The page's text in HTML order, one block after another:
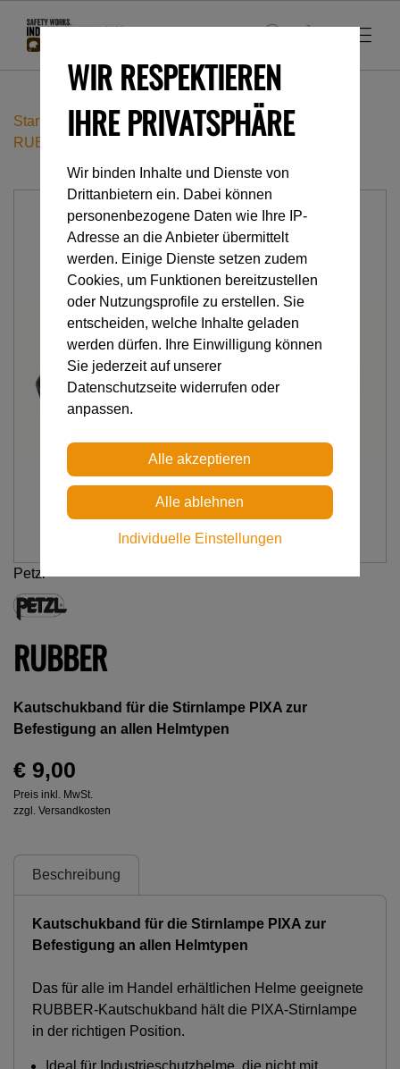
Startseite Accessoires
Lampen & Beleuchtung
RUBBER
Petzl
RUBBER
Kautschukband für die Stirnlampe PIXA zur
Befestigung an allen Helmtypen
€ 9,00
Preis inkl. MwSt.
zzgl. Versandkosten
Beschreibung
Kautschukband für die Stirnlampe PIXA zur
Befestigung an allen Helmtypen
Das für alle im Handel erhältlichen Helme geeignete
RUBBER-Kautschukband hält die PIXA-Stirnlampe
in der richtigen Position.
Ideal für Industrieschutzhelme, die nicht mit
WIR RESPEKTIEREN
IHRE PRIVATSPHÄRE
Wir binden Inhalte und Dienste von
Drittanbietern ein. Dabei können
personenbezogene Daten wie Ihre IP-
Adresse an die Anbieter übermittelt
werden. Einige Dienste setzen zudem
Cookies, um Funktionen bereitzustellen
oder Nutzungsprofile zu erstellen. Sie
entscheiden, welche Inhalte geladen
werden dürfen. Ihre Einwilligung können
Sie jederzeit auf unserer
Datenschutzseite widerrufen oder
anpassen.
Individuelle Einstellungen